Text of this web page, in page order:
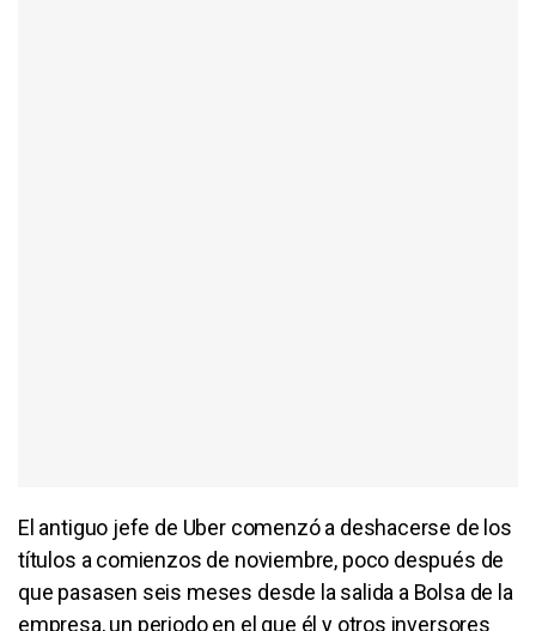
El antiguo jefe de Uber comenzó a deshacerse de los
títulos a comienzos de noviembre, poco después de
que pasasen seis meses desde la salida a Bolsa de la
empresa, un periodo en el que él y otros inversores